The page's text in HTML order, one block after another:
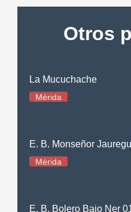
Otros
La Mucuchache
Mérida
E. B. Monseñor
Mérida
E. B. Bolero Bajo Ner